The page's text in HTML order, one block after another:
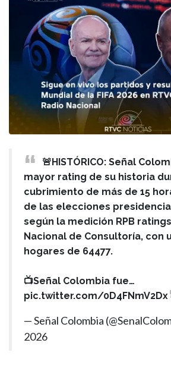
🚨HISTÓRICO: Señal
mayor rating de su historia
cubrimiento de más de 15
de las elecciones
según la medición RPB
Nacional de Consultoría, con
hogares de 64477.
📺Señal Colombia fue…
pic.twitter.com/0D4FNmV2Dx
— Señal Colombia
2026